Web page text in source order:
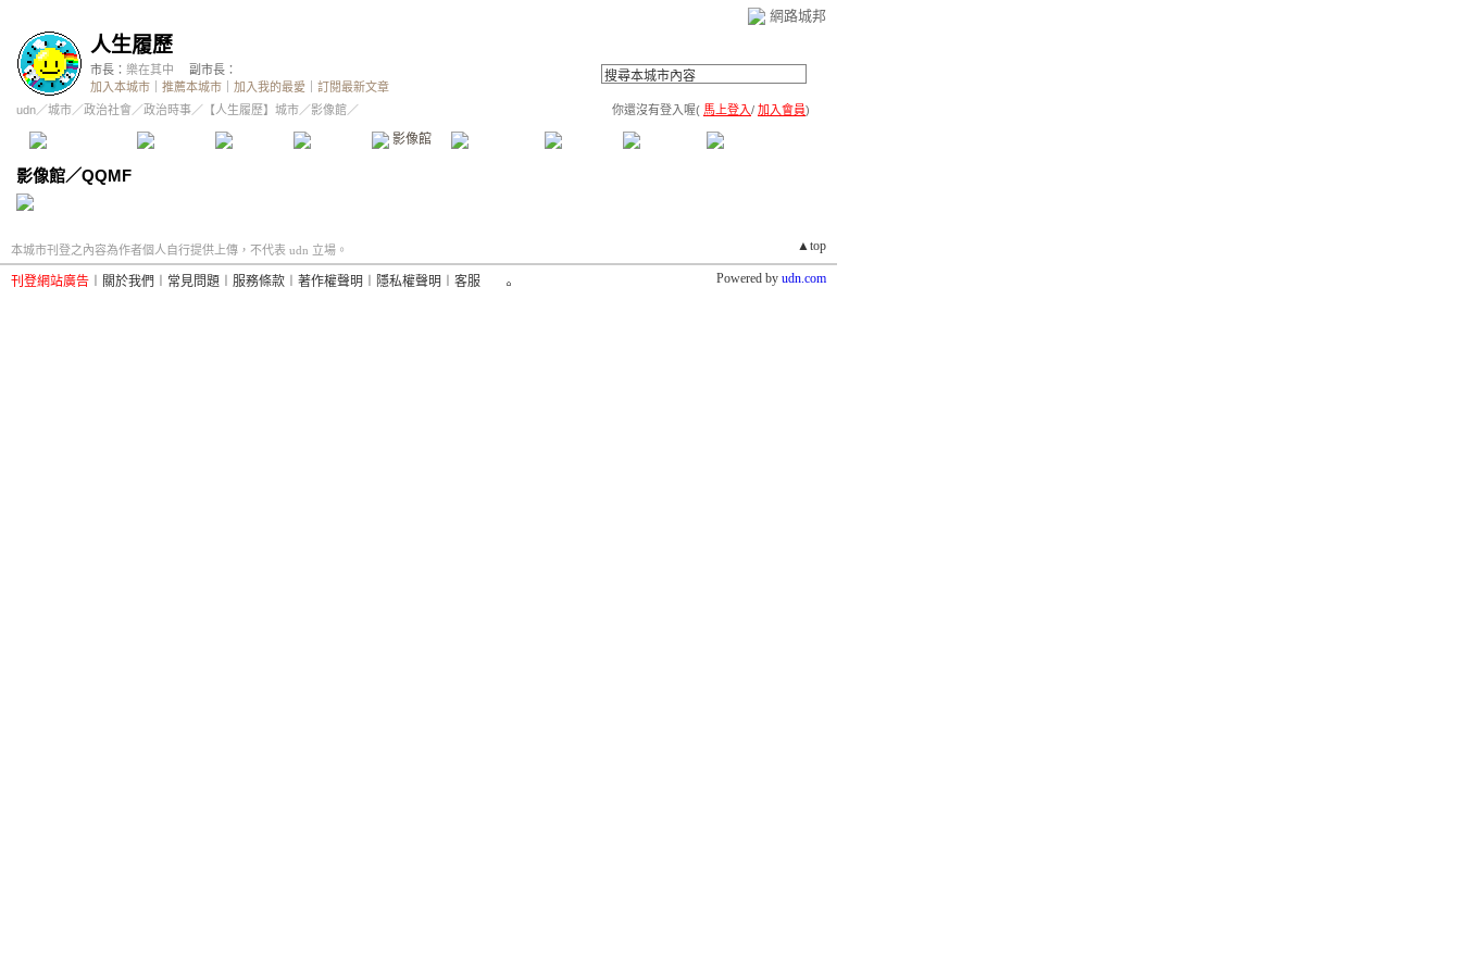
網路城邦
人生履歷
市長： 樂在其中
副市長：
加入本城市
推薦本城市 加入我的最愛
訂閱最新文章
udn／城市／政治社會 ／政治時事／ 【人生履歷】城市／影像館／ 你還沒有登入喔( 馬上登入/ 加入會員)
精華區 投票區 影像館 公告區 訪客簿 市政中心
影像館／QQMF
▲top
本城市刊登之內容為作者個人自行提供上傳，不代表 udn 立場。
刊登網站廣告 關於我們 常見問題 服務條款 著作權聲明 隱私權聲明 客服 Powered by udn.com